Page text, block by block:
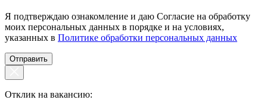
Я подтверждаю ознакомление и даю Согласие на обработку
моих персональных данных в порядке и на условиях,
указанных в Политике обработки персональных данных
Отправить
Отклик на вакансию: